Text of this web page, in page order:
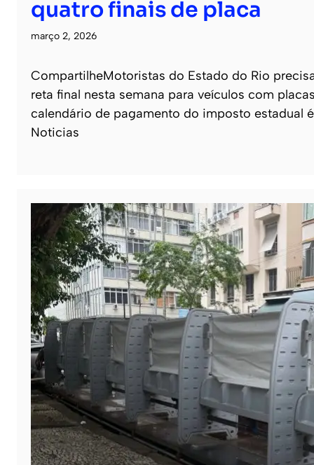
quatro finais de placa
março 2, 2026
CompartilheMotoristas do Estado do Rio
reta final nesta semana para veículos com
calendário de pagamento do imposto estadual
Noticias